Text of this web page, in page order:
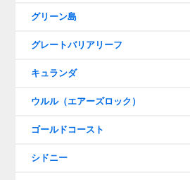
グリーン島
グレートバリアリーフ
キュランダ
ウルル（エアーズロック）
ゴールドコースト
シドニー